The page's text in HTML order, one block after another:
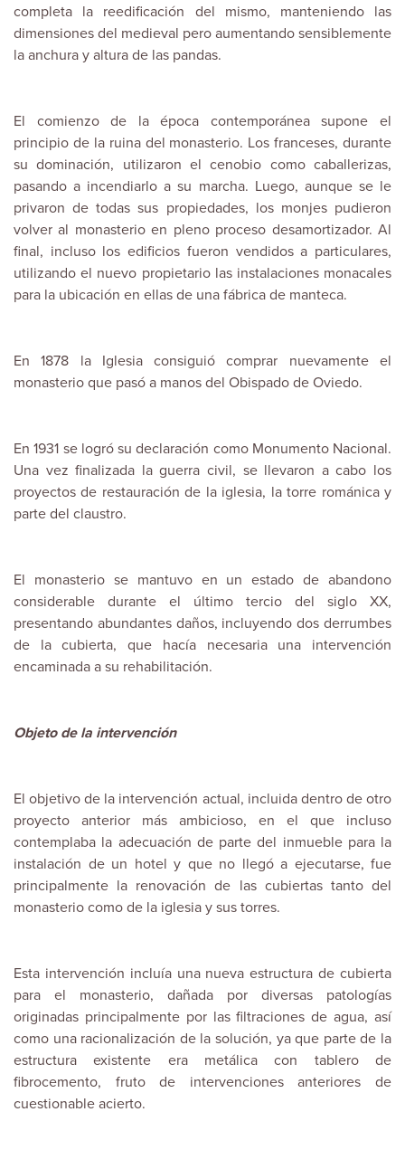
completa la reedificación del mismo, manteniendo las
dimensiones del medieval pero aumentando sensiblemente
la anchura y altura de las pandas.
El comienzo de la época contemporánea supone el
principio de la ruina del monasterio. Los franceses, durante
su dominación, utilizaron el cenobio como caballerizas,
pasando a incendiarlo a su marcha. Luego, aunque se le
privaron de todas sus propiedades, los monjes pudieron
volver al monasterio en pleno proceso desamortizador. Al
final, incluso los edificios fueron vendidos a particulares,
utilizando el nuevo propietario las instalaciones monacales
para la ubicación en ellas de una fábrica de manteca.
En1878 la Iglesia consiguió comprar nuevamente el
monasterio que pasó a manos del Obispado de Oviedo.
En 1931 se logró su declaración como Monumento Nacional.
Una vez finalizada la guerra civil, se llevaron a cabo los
proyectos de restauración de la iglesia, la torre románica y
parte del claustro.
El monasterio se mantuvo en un estado de abandono
considerable durante el último tercio del siglo XX,
presentando abundantes daños, incluyendo dos derrumbes
de la cubierta, que hacía necesaria una intervención
encaminada a su rehabilitación.
Objeto de la intervención
El objetivo de la intervención actual, incluida dentro de otro
proyecto anterior más ambicioso, en el que incluso
contemplaba la adecuación de parte del inmueble para la
instalación de un hotel y que no llegó a ejecutarse, fue
principalmente la renovación de las cubiertas tanto del
monasterio como de la iglesia y sus torres.
Esta intervención incluía una nueva estructura de cubierta
para el monasterio, dañada por diversas patologías
originadas principalmente por las filtraciones de agua, así
como una racionalización de la solución, ya que parte de la
estructura existente era metálica con tablero de
fibrocemento, fruto de intervenciones anteriores de
cuestionable acierto.